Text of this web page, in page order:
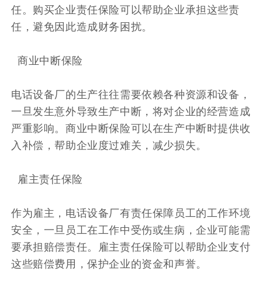
任。购买企业责任保险可以帮助企业承担这些责
任，避免因此造成财务困扰。
商业中断保险
电话设备厂的生产往往需要依赖各种资源和设备，
一旦发生意外导致生产中断，将对企业的经营造成
严重影响。商业中断保险可以在生产中断时提供收
入补偿，帮助企业度过难关，减少损失。
雇主责任保险
作为雇主，电话设备厂有责任保障员工的工作环境
安全，一旦员工在工作中受伤或生病，企业可能需
要承担赔偿责任。雇主责任保险可以帮助企业支付
这些赔偿费用，保护企业的资金和声誉。